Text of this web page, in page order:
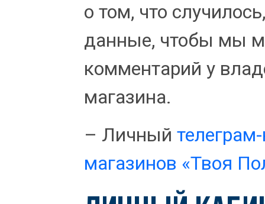
о том, что
данные, чтобы мы
комментарий у
магазина.
– Личный
магазинов «Твоя